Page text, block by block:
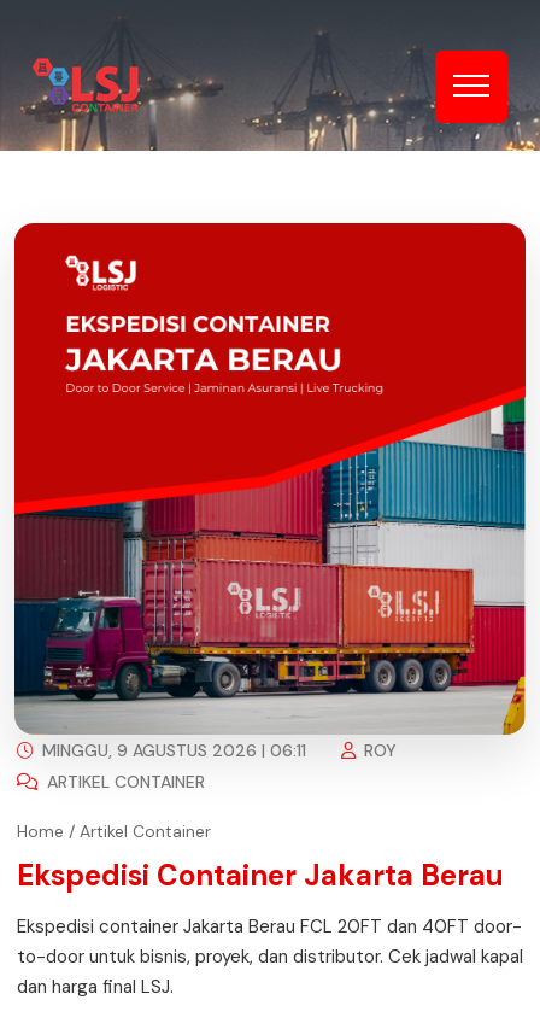
MINGGU, 9 AGUSTUS 2026 | 06:11
ROY
ARTIKEL CONTAINER
Home / Artikel Container
Ekspedisi Container Jakarta Berau
Ekspedisi container Jakarta Berau FCL 20FT dan 40FT door-
to-door untuk bisnis, proyek, dan distributor. Cek jadwal kapal
dan harga final LSJ.